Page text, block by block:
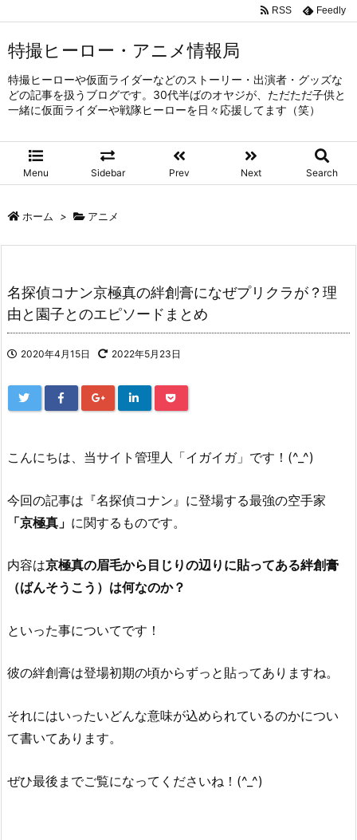
特撮ヒーロー・アニメ情報局
特撮ヒーローや仮面ライダーなどのストーリー・出演者・グッズな
どの記事を扱うブログです。30代半ばのオヤジが、ただただ子供と
一緒に仮面ライダーや戦隊ヒーローを日々応援してます（笑）
Menu Sidebar Prev Next Search
RSS Feedly
ホーム > アニメ
名探偵コナン京極真の絆創膏になぜプリクラが？理
由と園子とのエピソードまとめ
2020年4月15日 2022年5月23日
こんにちは、当サイト管理人「イガイガ」です！(^_^)
今回の記事は『名探偵コナン』に登場する最強の空手家
「京極真」 に関するものです。
内容は京極真の眉毛から目じりの辺りに貼ってある絆創膏
（ばんそうこう）は何なのか？
といった事についてです！
彼の絆創膏は登場初期の頃からずっと貼ってありますね。
それにはいったいどんな意味が込められているのかについ
て書いてあります。
ぜひ最後までご覧になってくださいね！(^_^)